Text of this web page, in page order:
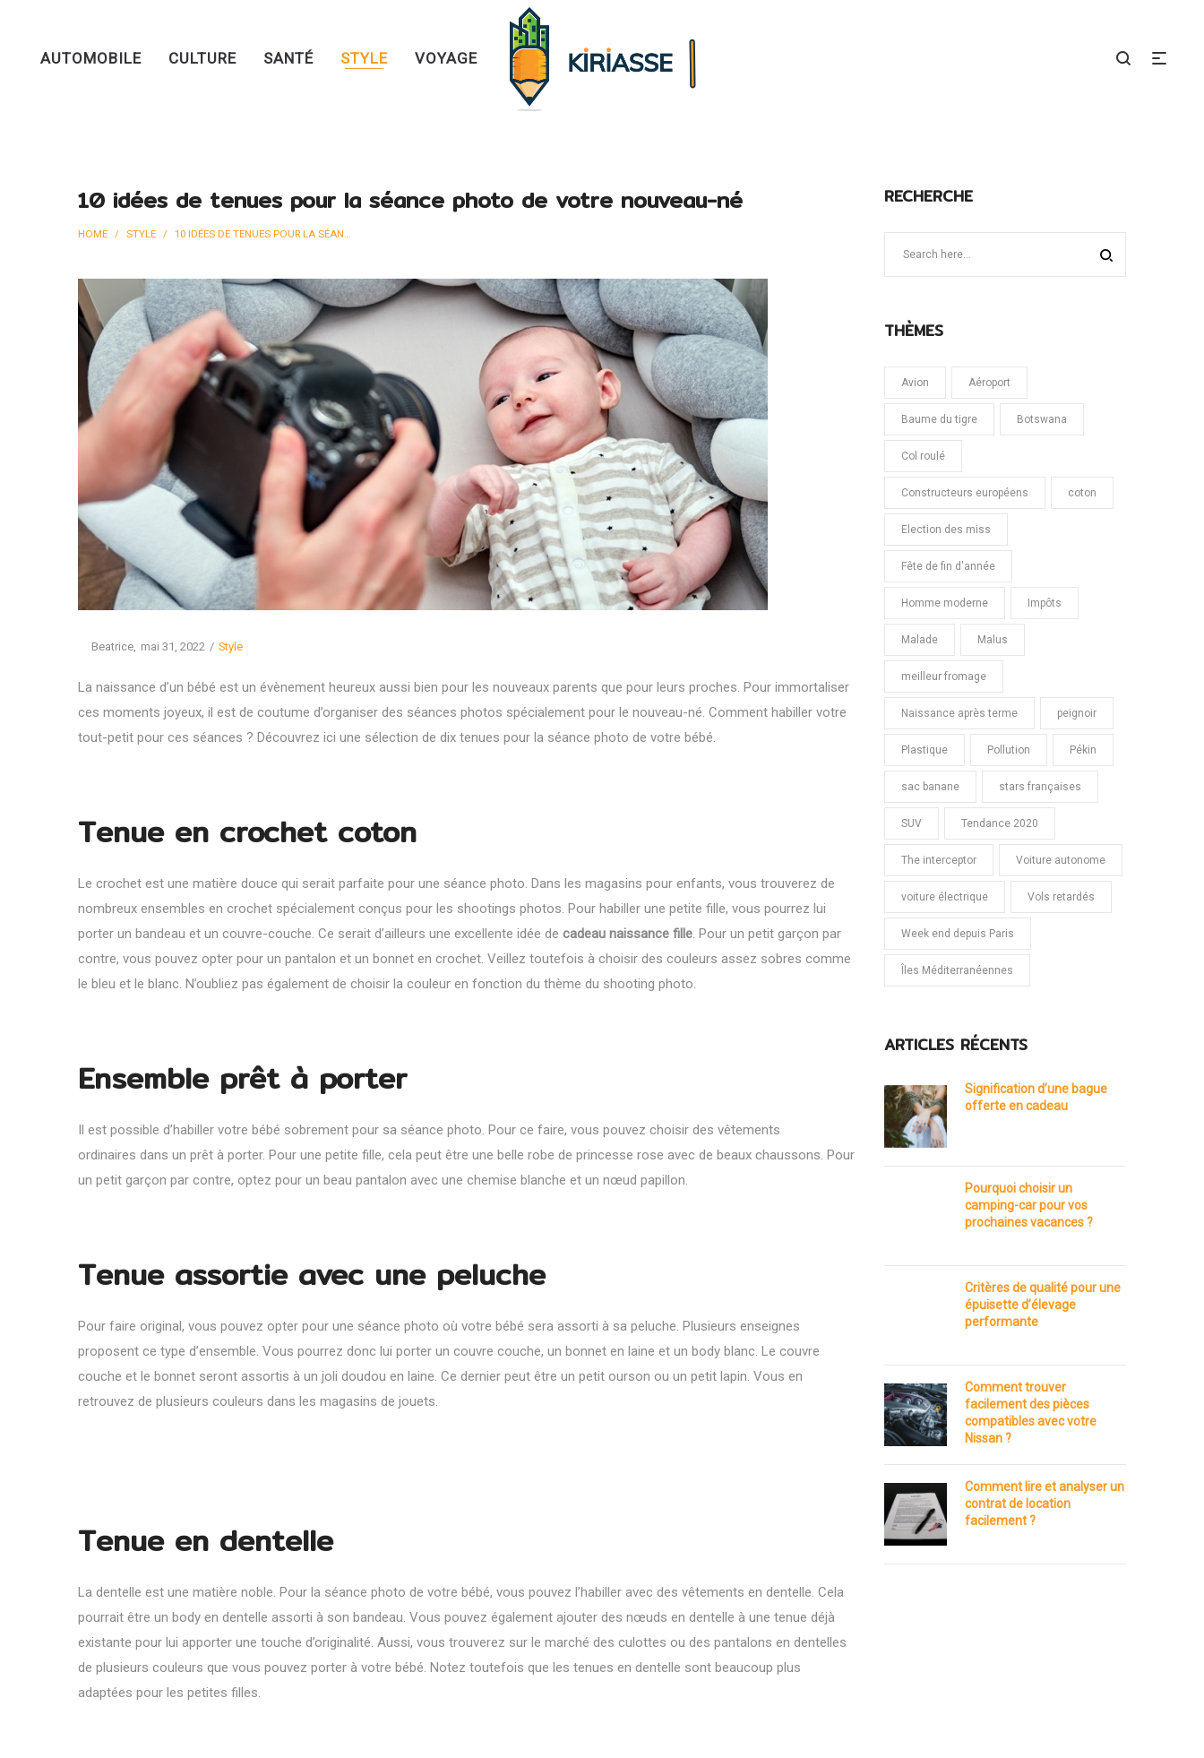
AUTOMOBILE CULTURE SANTÉ STYLE VOYAGE
10 idées de tenues pour la séance photo de votre nouveau-né
HOME / STYLE / 10 IDÉES DE TENUES POUR LA SÉANCE PHOTO DE VOTRE NOUVEAU-NÉ
Beatrice Posted
mai 31, 2022
Posted
Style
La naissance d’un bébé est un évènement heureux aussi bien pour les nouveaux parents que pour leurs proches. Pour immortaliser
ces moments joyeux, il est de coutume d’organiser des séances photos spécialement pour le nouveau-né. Comment habiller votre
tout-petit pour ces séances ? Découvrez ici une sélection de dix tenues pour la séance photo de votre bébé.
Tenue en crochet coton
Le crochet est une matière douce qui serait parfaite pour une séance photo. Dans les magasins pour enfants, vous trouverez de
nombreux ensembles en crochet spécialement conçus pour les shootings photos. Pour habiller une petite fille, vous pourrez lui
porter un bandeau et un couvre-couche. Ce serait d’ailleurs une excellente idée de cadeau naissance fille . Pour un petit garçon par
contre, vous pouvez opter pour un pantalon et un bonnet en crochet. Veillez toutefois à choisir des couleurs assez sobres comme
le bleu et le blanc. N’oubliez pas également de choisir la couleur en fonction du thème du shooting photo.
Ensemble prêt à porter
Il est possible d’habiller votre bébé sobrement pour sa séance photo. Pour ce faire, vous pouvez choisir des vêtements
ordinaires dans un prêt à porter. Pour une petite fille, cela peut être une belle robe de princesse rose avec de beaux chaussons. Pour
un petit garçon par contre, optez pour un beau pantalon avec une chemise blanche et un nœud papillon.
Tenue assortie avec une peluche
Pour faire original, vous pouvez opter pour une séance photo où votre bébé sera assorti à sa peluche. Plusieurs enseignes
proposent ce type d’ensemble. Vous pourrez donc lui porter un couvre couche, un bonnet en laine et un body blanc. Le couvre
couche et le bonnet seront assortis à un joli doudou en laine. Ce dernier peut être un petit ourson ou un petit lapin. Vous en
retrouvez de plusieurs couleurs dans les magasins de jouets.
Tenue en dentelle
La dentelle est une matière noble. Pour la séance photo de votre bébé, vous pouvez l’habiller avec des vêtements en dentelle. Cela
pourrait être un body en dentelle assorti à son bandeau. Vous pouvez également ajouter des nœuds en dentelle à une tenue déjà
existante pour lui apporter une touche d’originalité. Aussi, vous trouverez sur le marché des culottes ou des pantalons en dentelles
de plusieurs couleurs que vous pouvez porter à votre bébé. Notez toutefois que les tenues en dentelle sont beaucoup plus
adaptées pour les petites filles.
RECHERCHE
THÈMES
Avion Aéroport
Baume du tigre Botswana
Col roulé
Constructeurs européens coton
Election des miss
Fête de fin d'année
Homme moderne Impôts
Malade Malus
meilleur fromage
Naissance après terme peignoir
Plastique Pollution Pékin
sac banane stars françaises
SUV Tendance 2020
The interceptor Voiture autonome
voiture électrique Vols retardés
Week end depuis Paris
Îles Méditerranéennes
ARTICLES RÉCENTS
Signification d’une bague
offerte en cadeau
Pourquoi choisir un
camping-car pour vos
prochaines vacances ?
Critères de qualité pour une
épuisette d’élevage
performante
Comment trouver
facilement des pièces
compatibles avec votre
Nissan ?
Comment lire et analyser un
contrat de location
facilement ?